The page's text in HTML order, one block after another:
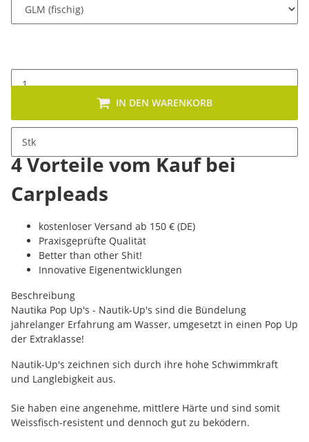
Stk
IN DEN WARENKORB
4 Vorteile vom Kauf bei
Carpleads
kostenloser Versand ab 150 € (DE)
Praxisgeprüfte Qualität
Better than other Shit!
Innovative Eigenentwicklungen
Beschreibung
Nautika Pop Up's - Nautik-Up's sind die Bündelung
jahrelanger Erfahrung am Wasser, umgesetzt in einen Pop Up
der Extraklasse!
Nautik-Up's zeichnen sich durch ihre hohe Schwimmkraft
und Langlebigkeit aus.
Sie haben eine angenehme, mittlere Härte und sind somit
Weissfisch-resistent und dennoch gut zu beködern.